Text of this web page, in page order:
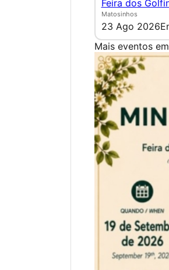
Feira dos
Matosinhos
23 Ago 2026
Mais eventos